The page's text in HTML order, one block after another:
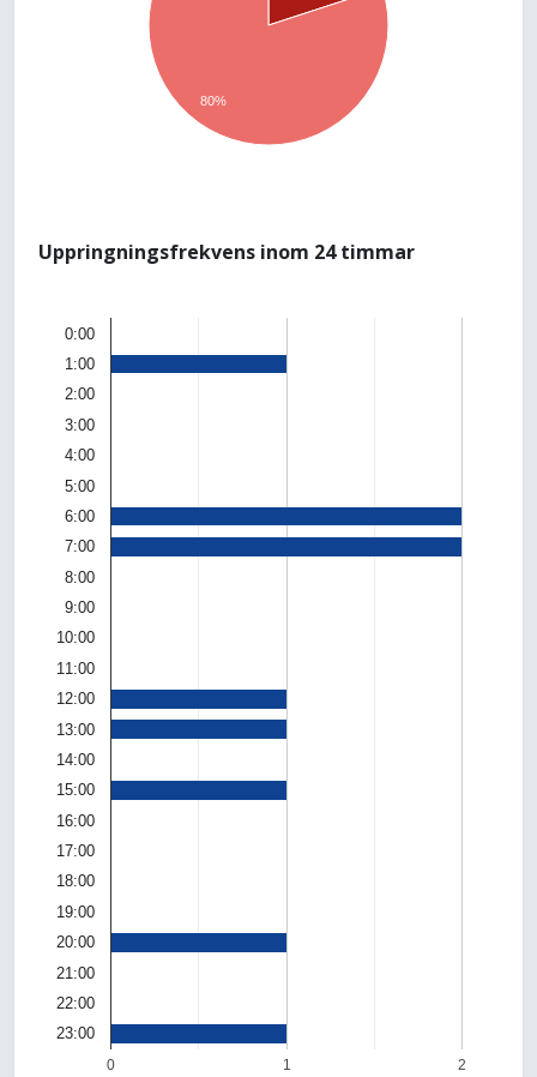
80%
Uppringningsfrekvens inom 24 timmar
0 1 2
0:00
1:00
2:00
3:00
4:00
5:00
6:00
7:00
8:00
9:00
10:00
11:00
12:00
13:00
14:00
15:00
16:00
17:00
18:00
19:00
20:00
21:00
22:00
23:00